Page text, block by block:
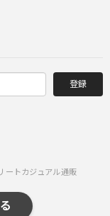
ラッとして見え
NCLLW ホイッスルネックレス / NCLLW Whistle Necklace
登録
ートカジュアル通販